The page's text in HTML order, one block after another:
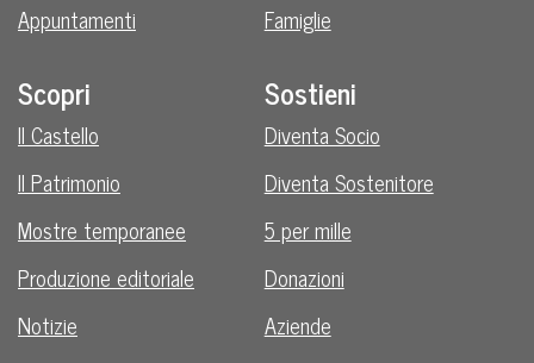
Appuntamenti
Famiglie
Scopri
Il Castello
Il Patrimonio
Mostre temporanee
Produzione editoriale
Notizie
Sostieni
Diventa Socio
Diventa Sostenitore
5 per mille
Donazioni
Aziende